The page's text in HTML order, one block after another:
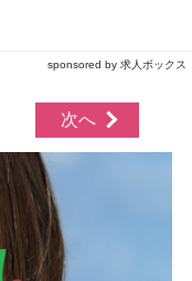
sponsored by 求人ボックス
次へ